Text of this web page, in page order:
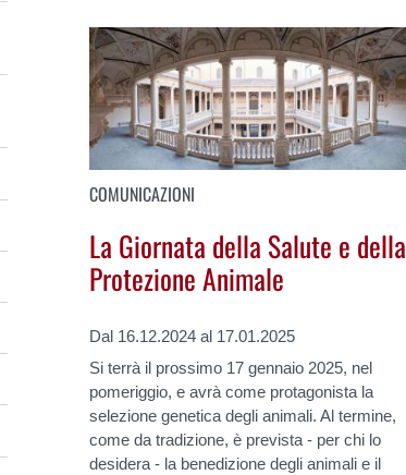
COMUNICAZIONI
La Giornata della Salute e della
Protezione Animale
Dal 16.12.2024 al 17.01.2025
Si terrà il prossimo 17 gennaio 2025, nel
pomeriggio, e avrà come protagonista la
selezione genetica degli animali. Al termine,
come da tradizione, è prevista - per chi lo
desidera - la benedizione degli animali e il